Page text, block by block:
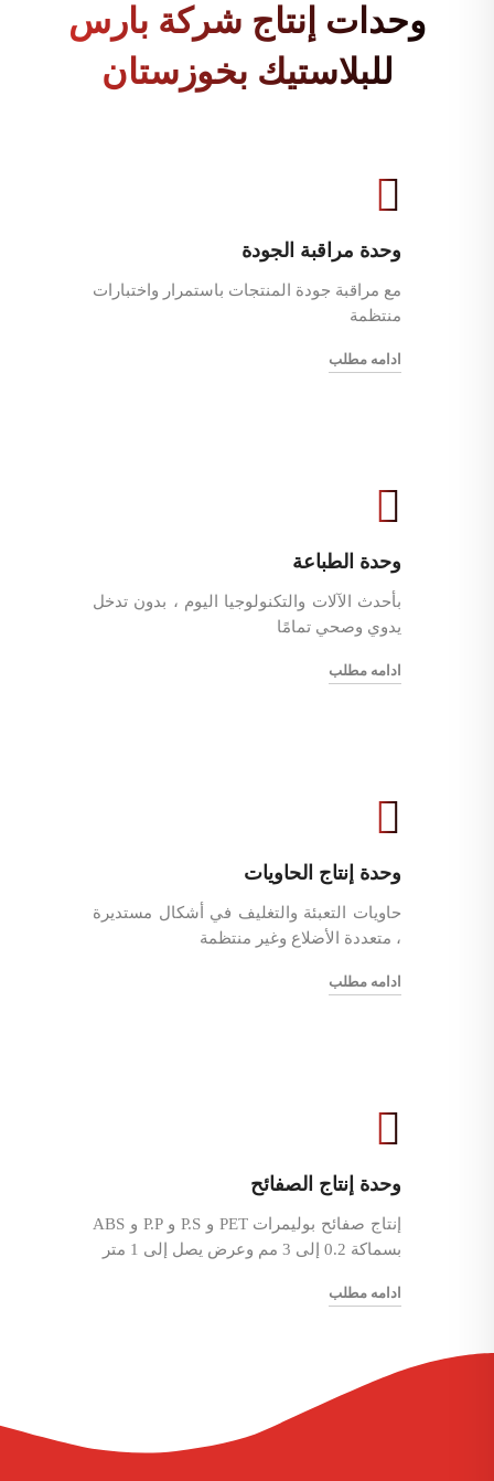
وحدات إنتاج شركة بارس
للبلاستيك بخوزستان
وحدة مراقبة الجودة
مع مراقبة جودة المنتجات باستمرار واختبارات
منتظمة
ادامه مطلب
وحدة الطباعة
بأحدث الآلات والتكنولوجيا اليوم ، بدون تدخل
يدوي وصحي تمامًا
ادامه مطلب
وحدة إنتاج الحاويات
حاويات التعبئة والتغليف في أشكال مستديرة
، متعددة الأضلاع وغير منتظمة
ادامه مطلب
وحدة إنتاج الصفائح
إنتاج صفائح بوليمرات PET و P.S و P.P و ABS
بسماكة 0.2 إلى 3 مم وعرض يصل إلى 1 متر
ادامه مطلب